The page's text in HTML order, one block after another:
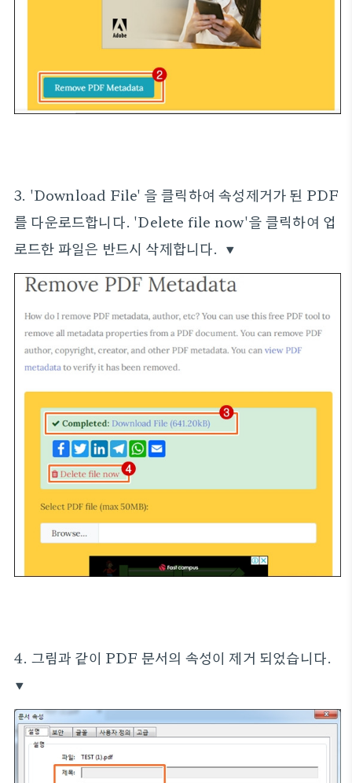
3. 'Download File' 을 클릭하여 속성제거가 된 PDF
를 다운로드합니다. 'Delete file now'을 클릭하여 업
로드한 파일은 반드시 삭제합니다. ▼
4. 그림과 같이 PDF 문서의 속성이 제거 되었습니다.
▼